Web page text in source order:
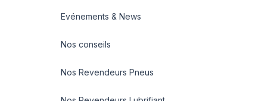
Evénements & News
Nos conseils
Nos Revendeurs Pneus